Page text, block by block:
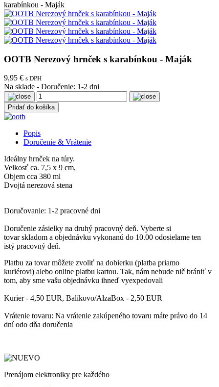
karabínkou - Maják
OOTB Nerezový hrnček s karabínkou - Maják
9,95 € s DPH
Na sklade - Doručenie: 1-2 dni
Pridať do košíka
Popis
Doručenie & Vrátenie
Ideálny hrnček na túry.
Velkosť ca. 7,5 x 9 cm,
Objem cca 380 ml
Dvojtá nerezová stena
Doručovanie: 1-2 pracovné dni
Doručenie zásielky na druhý pracovný deň. Vyberte si
tovarskladom a objednávku vykonanú do 10.00 odosielame ten
istý pracovný deň.
Platbu za tovar môžete zvoliť na dobierku (platba priamo
kuriérovi) alebo online platbu kartou. Tak, nám nebude nič brániť v
tom, aby sme vašu objednávku ihneď vyexpedovali
Kurier - 4,50 EUR, Balíkovo/AlzaBox - 2,50 EUR
Vrátenie tovaru: Na vrátenie zakúpeného tovaru máte právo do 14
dní odo dňa doručenia
Prenájom elektroniky pre každého